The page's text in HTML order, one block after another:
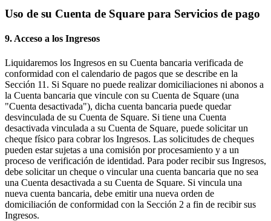
Uso de su Cuenta de Square para Servicios de pago
9. Acceso a los Ingresos
Liquidaremos los Ingresos en su Cuenta bancaria verificada de
conformidad con el calendario de pagos que se describe en la
Sección 11. Si Square no puede realizar domiciliaciones ni abonos a
la Cuenta bancaria que vincule con su Cuenta de Square (una
"Cuenta desactivada"), dicha cuenta bancaria puede quedar
desvinculada de su Cuenta de Square. Si tiene una Cuenta
desactivada vinculada a su Cuenta de Square, puede solicitar un
cheque físico para cobrar los Ingresos. Las solicitudes de cheques
pueden estar sujetas a una comisión por procesamiento y a un
proceso de verificación de identidad. Para poder recibir sus Ingresos,
debe solicitar un cheque o vincular una cuenta bancaria que no sea
una Cuenta desactivada a su Cuenta de Square. Si vincula una
nueva cuenta bancaria, debe emitir una nueva orden de
domiciliación de conformidad con la Sección 2 a fin de recibir sus
Ingresos.